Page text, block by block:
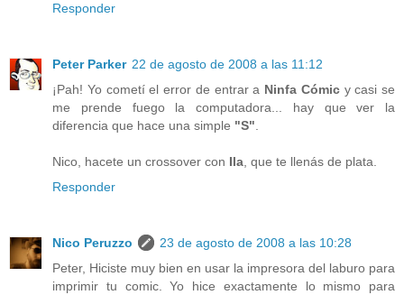
Responder
Peter Parker 22 de agosto de 2008 a las 11:12
¡Pah! Yo cometí el error de entrar a Ninfa Cómicy casi se
me prende fuego la computadora... hay que ver la
diferencia que hace una simple "S".
Nico, hacete un crossover con Ila, que te llenás de plata.
Responder
Nico Peruzzo
23 de agosto de 2008 a las 10:28
Peter, Hiciste muy bien en usar la impresora del laburo para
imprimir tu comic. Yo hice exactamente lo mismo para